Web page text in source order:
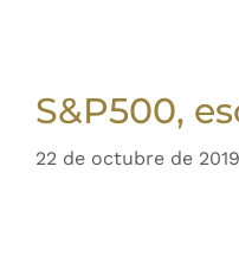
S&P500,
22 de octubre de 2019